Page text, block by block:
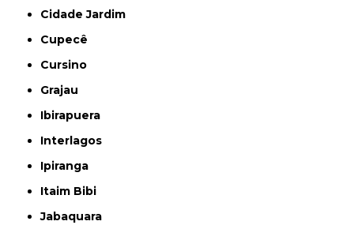
Cidade Jardim
Cupecê
Cursino
Grajau
Ibirapuera
Interlagos
Ipiranga
Itaim Bibi
Jabaquara